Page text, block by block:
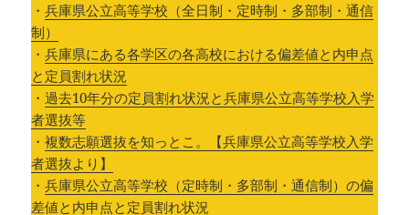
・兵庫県公立高等学校（全日制・定時制・多部制・通信
制）
・兵庫県にある各学区の各高校における偏差値と内申点
と定員割れ状況
・過去10年分の定員割れ状況と兵庫県公立高等学校入学
者選抜等
・複数志願選抜を知っとこ。【兵庫県公立高等学校入学
者選抜より】
・兵庫県公立高等学校（定時制・多部制・通信制）の偏
差値と内申点と定員割れ状況